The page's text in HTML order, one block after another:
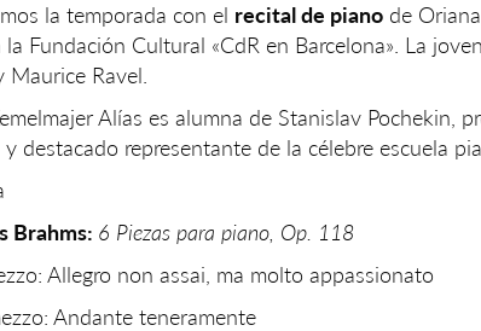
la temporada con el recital de piano de
la Fundación Cultural «CdR en Barcelona». La
Maurice Ravel.
Alías es alumna de Stanislav Pochekin,
y destacado representante de la célebre escuela
Brahms: 6 Piezas para piano, Op. 118
Allegro non assai, ma molto appassionato
Andante teneramente